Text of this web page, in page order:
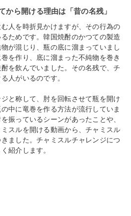
から開ける理由は「昔の名残」
人を時折見かけますが、その行為の
ためです。韓国焼酎のかつての製造
が混じり、瓶の底に溜まっていまし
を作り、底に溜まった不純物を巻き
を飲んでいました。その名残で、チ
人がいるのです。
と称して、肘を回転させて瓶を開け
中に竜巻を作る方法が流行していま
振っているシーンがあったことや、
スルを開ける動画から、チャミスル
ました。チャミスルチャレンジにつ
紹介します。